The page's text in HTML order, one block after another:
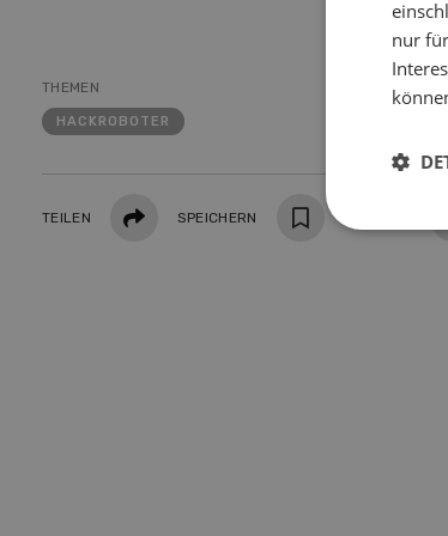
THEMEN
HACKROBOTER
TEILEN Teilen SPEICHERN
nur